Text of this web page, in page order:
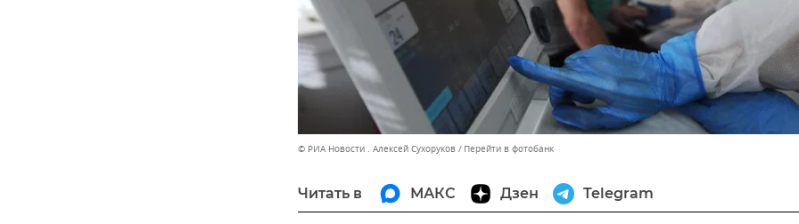
© РИА Новости . Алексей Сухоруков Перейти в фотобанк
Читать в МАКС Дзен Telegram